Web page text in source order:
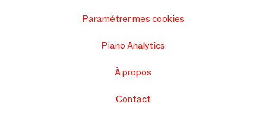
Paramétrer mes cookies
Piano Analytics
À propos
Contact